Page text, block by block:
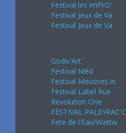
Festival les imPrO'
Festival Jeux de Va
Festival Jeux de Va
Godiv'Art
Festival Méd
Festival Meusnes in
Festival Label Rue
Revolution One
FESTIVAL PALEYRAC'C
Fete de l'Eau/Wattw